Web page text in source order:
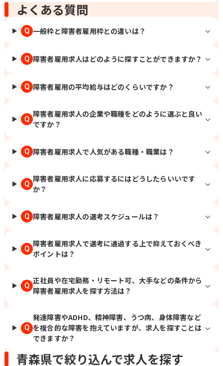
よくある質問
Q 一般枠と障害者雇用枠との違いは？
Q 障害者雇用求人はどのように探すことができますか？
Q 障害者雇用の平均給与はどのくらいですか？
Q
障害者雇用求人の企業や職種をどのように選ぶと良い
ですか？
Q 障害者雇用求人で人気がある職種・職業は？
Q
障害者雇用求人に応募するにはどうしたらいいです
か？
Q 障害者雇用求人の選考スケジュールは？
Q
障害者雇用求人で選考に通過する上で抑えておくべき
ポイントは？
Q
正社員や在宅勤務・リモート可、大手などの条件から
障害者雇用求人を探す方法は？
Q
発達障害やADHD、精神障害、うつ病、身体障害など
を複合的な障害を抱えていますが、求人を探すことは
できますか？
青森県で絞り込んで求人を探す